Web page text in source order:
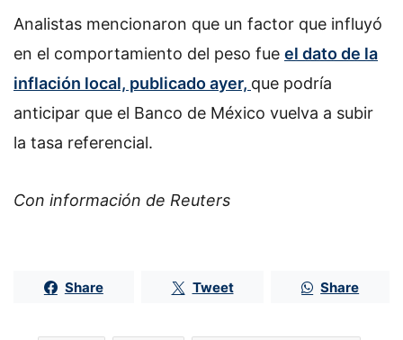
Analistas mencionaron que un factor que influyó
en el comportamiento del peso fue el dato de la
inflación local, publicado ayer, que podría
anticipar que el Banco de México vuelva a subir
la tasa referencial.
Con información de Reuters
Share Tweet Share